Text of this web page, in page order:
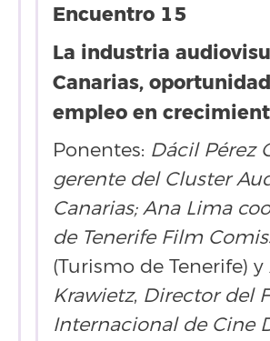
Encuentro 15
La industria
Canarias,
empleo en
Ponentes: Dácil Pérez
gerente del Cluster
Canarias; Ana Lima
de Tenerife Film
(Turismo de Tenerife) y
Krawietz, Director del
Internacional de Cine